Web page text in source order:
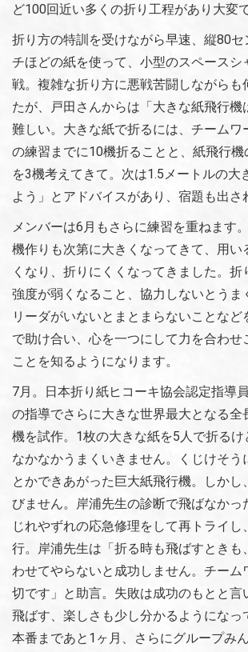
ど100回近い多くの折り工程があり大変で
折り方の特訓を受けながら早速、縦80
チほどの紙を使って、小型のスペースシ
戦。複雑な折り方に悪戦苦闘しながらも
たが、戸田さんからは「大きな紙飛行機
難しい。大きな紙で折るには、チームワ
の練習までに10機折ることと、紙飛行
を3機考えてきて。次は1.5メートルの大
よう」とアドバイスがあり、宿題も出さ
メンバーは6月もさらに練習を重ねます
機作りも次第に大きくなってきて、用い
くなり、折りにくくなってきました。折
強度が弱くなること、協力しないとうま
リーダがいないとまとまらないことなど
で助け合い、心を一つにして力を合わせ
ことを知るようになります。
7月。日本折り紙ヒコーキ協会認定指導
の指導でさらに大きな世界最大となる全
機を試作。1枚の大きな紙を5人で折る
なかなかうまくいきません。くじけそう
とかできあがった巨大紙飛行機。しかし
びません。岸浦先生の診断で飛ばなかっ
じれやずれの応急修理をして再トライし
行。岸浦先生は「折る時も飛ばすときも
わせてやらないと成功しません。チーム
切です」と助言。失敗は成功のもとと言
飛ばす、楽しさも少し分かるようになっ
本番まであと1ヶ月、さらにグループみ